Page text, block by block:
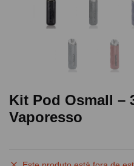
Kit Pod Osmall –
Vaporesso